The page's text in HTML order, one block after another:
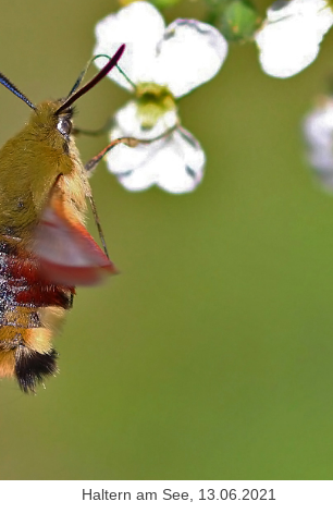
Haltern am See, 13.06.2021